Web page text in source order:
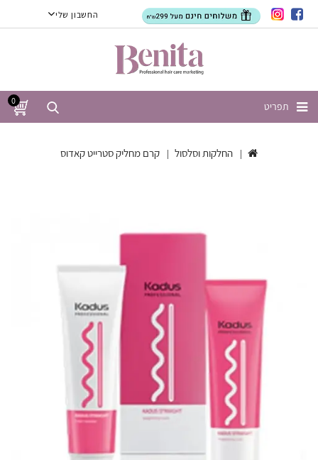
החשבון שלי
0 תפריט
החלקות וסלסול קרם מחליק סטרייט קאדוס